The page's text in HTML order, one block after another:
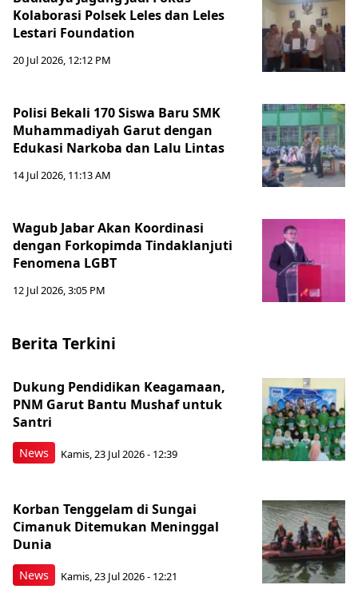
Kolaborasi Polsek Leles dan Leles
Lestari Foundation
20 Jul 2026, 12:12 PM
Polisi Bekali 170 Siswa Baru SMK
Muhammadiyah Garut dengan
Edukasi Narkoba dan Lalu Lintas
14 Jul 2026, 11:13 AM
Wagub Jabar Akan Koordinasi
dengan Forkopimda Tindaklanjuti
Fenomena LGBT
12 Jul 2026, 3:05 PM
Berita Terkini
News
Dukung Pendidikan Keagamaan,
PNM Garut Bantu Mushaf untuk
Santri
Kamis, 23 Jul 2026 - 12:39
News
Korban Tenggelam di Sungai
Cimanuk Ditemukan Meninggal
Dunia
Kamis, 23 Jul 2026 - 12:21